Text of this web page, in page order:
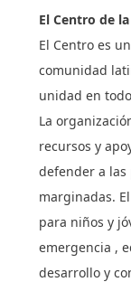
El Centro de la
El Centro es
comunidad
unidad en
La
recursos y
defender a las
marginadas.
para niños y
emergencia ,
desarrollo y